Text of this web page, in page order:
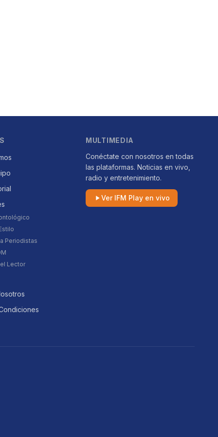
Periodistas
Lector
MULTIMEDIA
Conéctate con nosotros en todas
las plataformas. Noticias en vivo,
radio y entretenimiento.
Ver IFM Play en vivo